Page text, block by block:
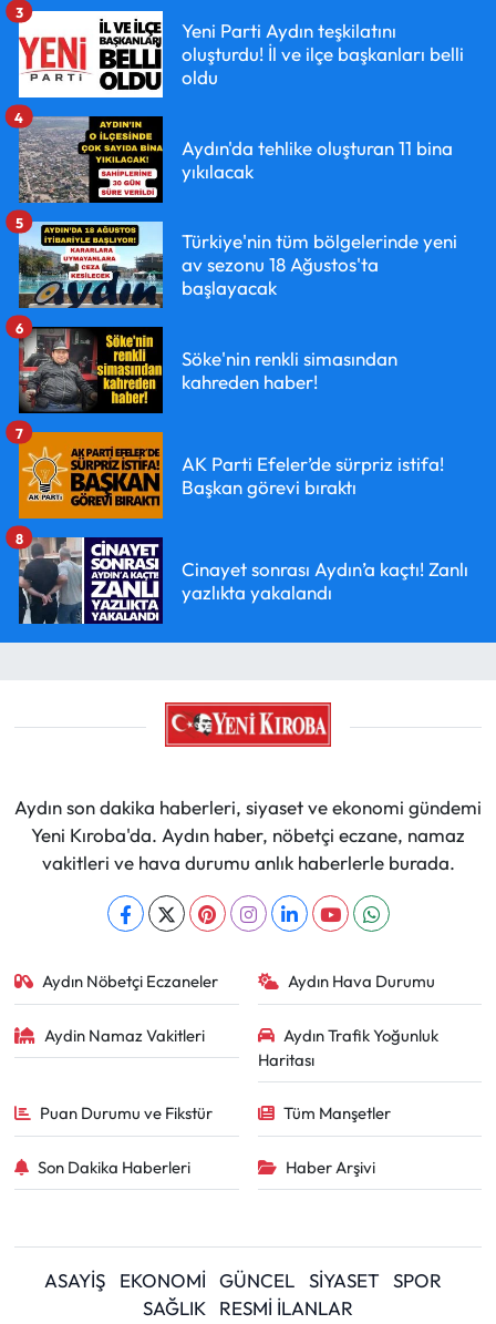
Yeni Parti Aydın teşkilatını
oluşturdu! İl ve ilçe başkanları belli
oldu
3
Aydın'da tehlike oluşturan 11 bina
yıkılacak
4
Türkiye'nin tüm bölgelerinde yeni
av sezonu 18 Ağustos'ta
başlayacak
5
Söke'nin renkli simasından
kahreden haber!
6
AK Parti Efeler’de sürpriz istifa!
Başkan görevi bıraktı
7
Cinayet sonrası Aydın’a kaçtı! Zanlı
yazlıkta yakalandı
8
Aydın son dakika haberleri, siyaset ve ekonomi gündemi
Yeni Kıroba'da. Aydın haber, nöbetçi eczane, namaz
vakitleri ve hava durumu anlık haberlerle burada.
Aydın Nöbetçi Eczaneler Aydın Hava Durumu
Aydin Namaz Vakitleri
Aydın Trafik Yoğunluk
Haritası
Puan Durumu ve Fikstür Tüm Manşetler
Son Dakika Haberleri Haber Arşivi
ASAYİŞ EKONOMİ GÜNCEL SİYASET
SPOR
SAĞLIK
RESMİ İLANLAR